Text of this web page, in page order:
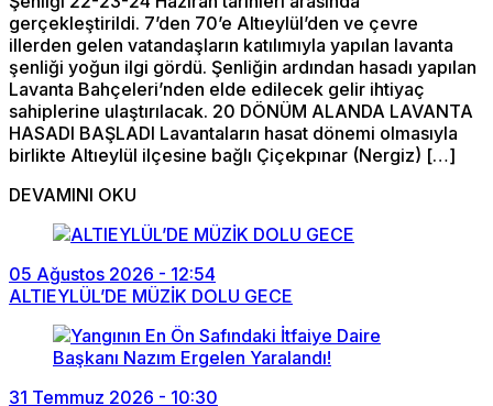
gerçekleştirildi. 7’den 70’e Altıeylül’den ve çevre
illerden gelen vatandaşların katılımıyla yapılan lavanta
şenliği yoğun ilgi gördü. Şenliğin ardından hasadı yapılan
Lavanta Bahçeleri’nden elde edilecek gelir ihtiyaç
sahiplerine ulaştırılacak. 20 DÖNÜM ALANDA LAVANTA
HASADI BAŞLADI Lavantaların hasat dönemi olmasıyla
birlikte Altıeylül ilçesine bağlı Çiçekpınar (Nergiz) […]
DEVAMINI OKU
05 Ağustos 2026 - 12:54
ALTIEYLÜL’DE MÜZİK DOLU GECE
31 Temmuz 2026 - 10:30